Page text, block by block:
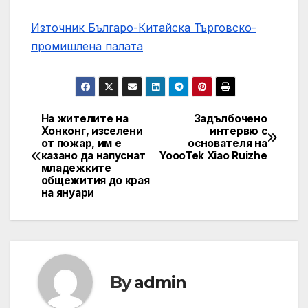
Източник Българо-Китайска Търговско-
промишлена палaта
Навигация
Задълбочено
интервю с
основателя на
YoooTek Xiao Ruizhe
На жителите на
Хонконг, изселени
от пожар, им е
казано да напуснат
младежките
общежития до края
на януари
Byadmin